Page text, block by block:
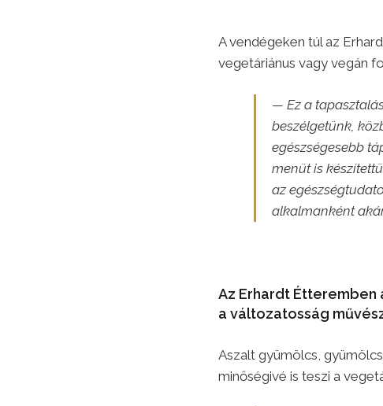
A vendégeken túl az
vegetáriánus vagy vegán
— Ez a
beszélgetünk,
egészségesebb
menüt is
az
alkalmanként
Az Erhardt
a változatosság
Aszalt gyümölcs,
minőségivé is teszi a